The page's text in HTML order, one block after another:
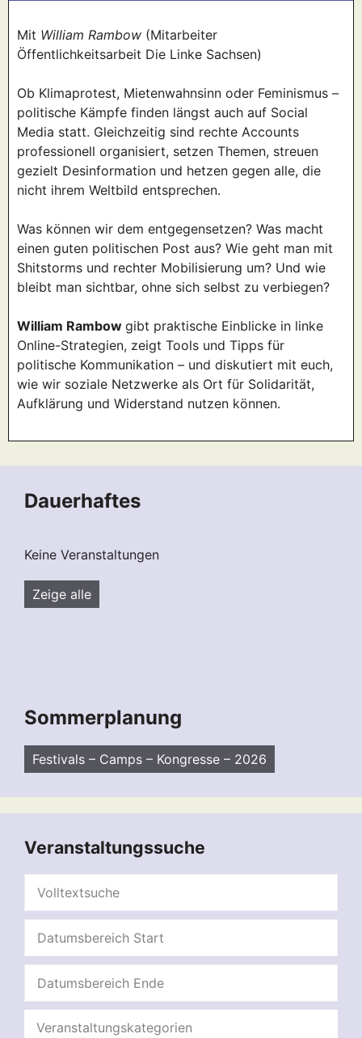
Mit William Rambow (Mitarbeiter
Öffentlichkeitsarbeit Die Linke Sachsen)
Ob Klimaprotest, Mietenwahnsinn oder Feminismus –
politische Kämpfe finden längst auch auf Social
Media statt. Gleichzeitig sind rechte Accounts
professionell organisiert, setzen Themen, streuen
gezielt Desinformation und hetzen gegen alle, die
nicht ihrem Weltbild entsprechen.
Was können wir dem entgegensetzen? Was macht
einen guten politischen Post aus? Wie geht man mit
Shitstorms und rechter Mobilisierung um? Und wie
bleibt man sichtbar, ohne sich selbst zu verbiegen?
William Rambow gibt praktische Einblicke in linke
Online-Strategien, zeigt Tools und Tipps für
politische Kommunikation – und diskutiert mit euch,
wie wir soziale Netzwerke als Ort für Solidarität,
Aufklärung und Widerstand nutzen können.
Dauerhaftes
Keine Veranstaltungen
Zeige alle
Sommerplanung
Festivals – Camps – Kongresse – 2026
Veranstaltungssuche
Veranstaltungskategorien